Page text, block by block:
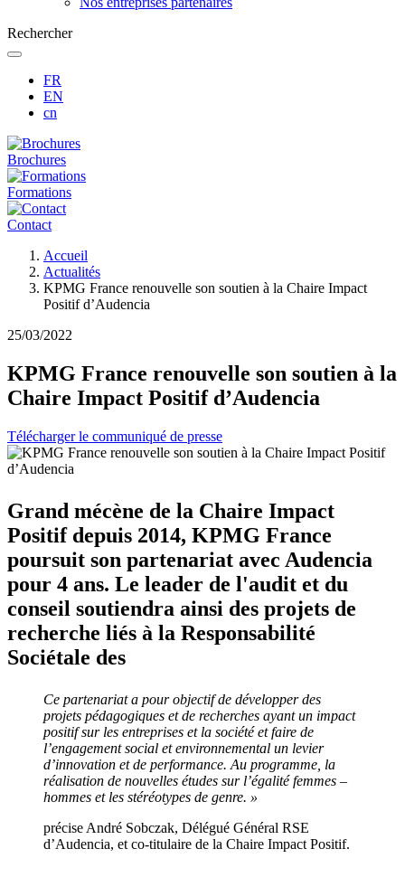
Rechercher
FR
EN
cn
Brochures
Formations
Contact
d'Ariane
Accueil
Actualités
KPMG France renouvelle son soutien à la Chaire Impact
Positif d’Audencia
25/03/2022
KPMG France renouvelle son soutien à la
Chaire Impact Positif d’Audencia
Télécharger le communiqué de presse
Grand mécène de la Chaire Impact
Positif depuis 2014, KPMG France
poursuit son partenariat avec Audencia
pour 4 ans. Le leader de l'audit et du
conseil soutiendra ainsi des projets de
recherche liés à la Responsabilité
Sociétale des
Ce partenariat a pour objectif de développer des
projets pédagogiques et de recherches ayant un impact
positif sur les entreprises et la société et faire de
l’engagement social et environnemental un levier
d’innovation et de performance. Au programme, la
réalisation de nouvelles études sur l’égalité femmes –
hommes et les stéréotypes de genre. »
précise André Sobczak, Délégué Général RSE
d’Audencia, et co-titulaire de la Chaire Impact Positif.